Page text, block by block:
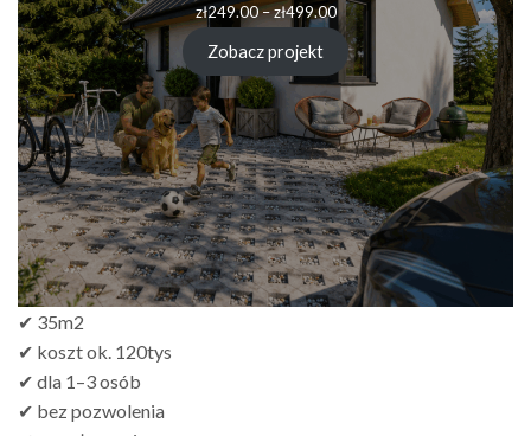
zł249.00–zł499.00Zakres
cen:
od
zł249.00
do
zł499.00
Zobacz projekt
✔ 35m2
✔ koszt ok. 120tys
✔ dla 1–3 osób
✔ bez pozwolenia